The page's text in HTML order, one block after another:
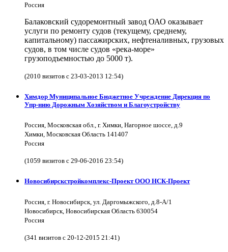
Россия
Балаковский судоремонтный завод ОАО оказывает
услуги по ремонту судов (текущему, среднему,
капитальному) пассажирских, нефтеналивных, грузовых
судов, в том числе судов «река-море»
грузоподъемностью до 5000 т).
(2010 визитов с 23-03-2013 12:54)
Химдор Муниципальное Бюджетное Учреждение Дирекция по
Упр-нию Дорожным Хозяйством и Благоустройству
Россия, Московская обл., г. Химки, Нагорное шоссе, д.9
Химки, Московская Область 141407
Россия
(1059 визитов с 29-06-2016 23:54)
Новосибирскстройкомплекс-Проект ООО НСК-Проект
Россия, г. Новосибирск, ул. Даргомыжского, д.8-А/1
Новосибирск, Новосибирская Область 630054
Россия
(341 визитов с 20-12-2015 21:41)